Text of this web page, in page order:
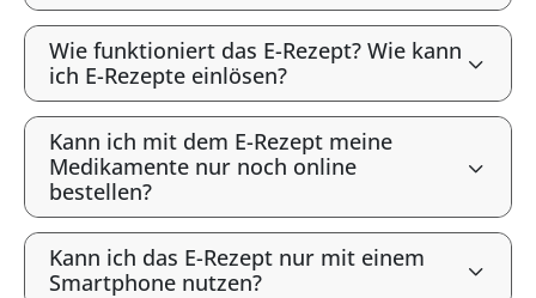
Wie funktioniert das E-Rezept? Wie kann
ich E-Rezepte einlösen?
Kann ich mit dem E-Rezept meine
Medikamente nur noch online
bestellen?
Kann ich das E-Rezept nur mit einem
Smartphone nutzen?